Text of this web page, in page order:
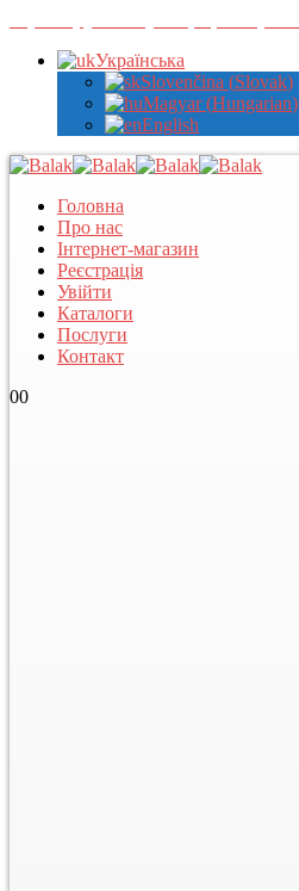
Українська
Slovenčina (Slovak)
Magyar (Hungarian)
English
Головна
Про нас
Інтернет-магазин
Реєстрація
Увійти
Каталоги
Послуги
Контакт
00